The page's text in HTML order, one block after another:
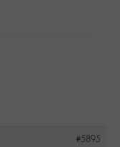
#5895